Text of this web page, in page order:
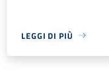
LEGGI DI PIÙ